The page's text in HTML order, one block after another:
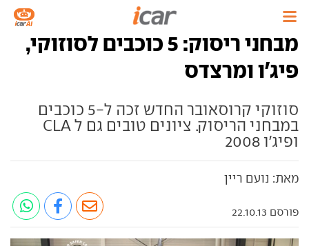
מבחני ריסוק: 5 כוכבים לסוזוקי,
פיג'ו ומרצדס
סוזוקי קרוסאובר החדש זכה ל-5 כוכבים
במבחני הריסוק. ציונים טובים גם ל CLA
ופיג'ו 2008
מאת: נועם ריין
פורסם 22.10.13